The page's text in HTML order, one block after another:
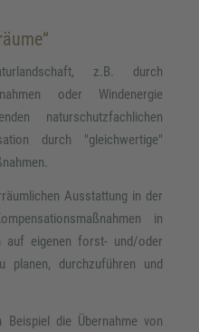
z.B. durch
oder Windenergie
naturschutzfachlichen
durch "gleichwertige"
Ausstattung in der
in
auf eigenen forst- und/oder
planen, durchzuführen und
die Übernahme von